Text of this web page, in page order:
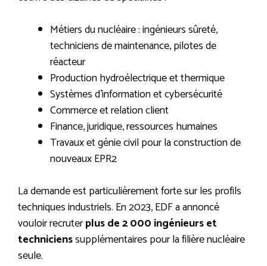
Métiers du nucléaire : ingénieurs sûreté,
techniciens de maintenance, pilotes de
réacteur
Production hydroélectrique et thermique
Systèmes d’information et cybersécurité
Commerce et relation client
Finance, juridique, ressources humaines
Travaux et génie civil pour la construction de
nouveaux EPR2
La demande est particulièrement forte sur les profils
techniques industriels. En 2023, EDF a annoncé
vouloir recruterplus de 2 000 ingénieurs et
technicienssupplémentaires pour la filière nucléaire
seule.